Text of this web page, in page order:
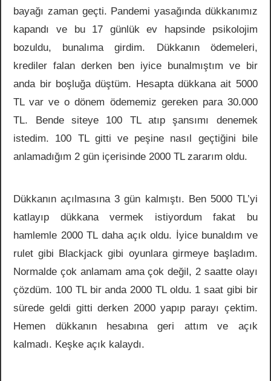
bayağı zaman geçti. Pandemi yasağında dükkanımız
kapandı ve bu 17 günlük ev hapsinde psikolojim
bozuldu, bunalıma girdim. Dükkanın ödemeleri,
krediler falan derken ben iyice bunalmıştım ve bir
anda bir boşluğa düştüm. Hesapta dükkana ait 5000
TL var ve o dönem ödememiz gereken para 30.000
TL. Bende siteye 100 TL atıp şansımı denemek
istedim. 100 TL gitti ve peşine nasıl geçtiğini bile
anlamadığım 2 gün içerisinde 2000 TL zararım oldu.
Dükkanın açılmasına 3 gün kalmıştı. Ben 5000 TL’yi
katlayıp dükkana vermek istiyordum fakat bu
hamlemle 2000 TL daha açık oldu. İyice bunaldım ve
rulet gibi Blackjack gibi oyunlara girmeye başladım.
Normalde çok anlamam ama çok değil, 2 saatte olayı
çözdüm. 100 TL bir anda 2000 TL oldu. 1 saat gibi bir
sürede geldi gitti derken 2000 yapıp parayı çektim.
Hemen dükkanın hesabına geri attım ve açık
kalmadı. Keşke açık kalaydı.